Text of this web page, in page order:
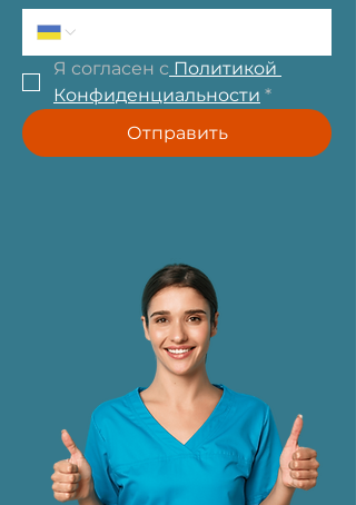
Я согласен с Политикой
Конфиденциальности *
Отправить